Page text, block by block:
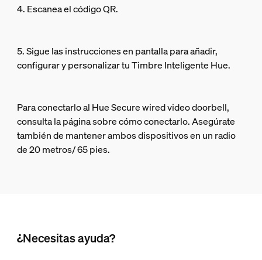
4. Escanea el código QR.
5. Sigue las instrucciones en pantalla para añadir,
configurar y personalizar tu Timbre Inteligente Hue.
Para conectarlo al Hue Secure wired video doorbell,
consulta la página sobre cómo conectarlo. Asegúrate
también de mantener ambos dispositivos en un radio
de 20 metros/ 65 pies.
¿Necesitas ayuda?